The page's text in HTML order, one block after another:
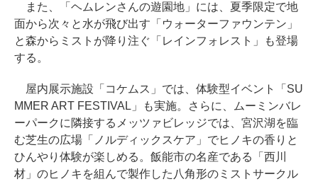
また、「ヘムレンさんの遊園地」には、夏季限定で地
面から次々と水が飛び出す「ウォーターファウンテン」
と森からミストが降り注ぐ「レインフォレスト」も登場
する。
屋内展示施設「コケムス」では、体験型イベント「SU
MMER ART FESTIVAL」も実施。さらに、ムーミンバレ
ーパークに隣接するメッツァビレッジでは、宮沢湖を臨
む芝生の広場「ノルディックスケア」でヒノキの香りと
ひんやり体験が楽しめる。飯能市の名産である「西川
材」のヒノキを組んで製作した八角形のミストサークル